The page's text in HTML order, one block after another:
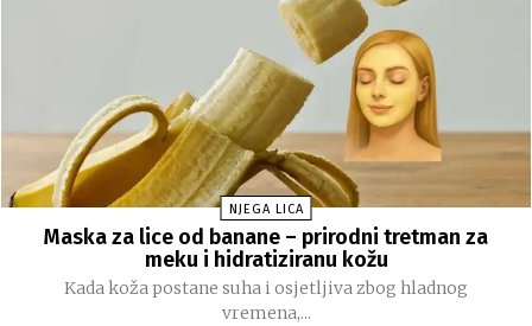
NJEGA LICA
Maska za lice od banane – prirodni tretman za
meku i hidratiziranu kožu
Kada koža postane suha i osjetljiva zbog hladnog
vremena,...